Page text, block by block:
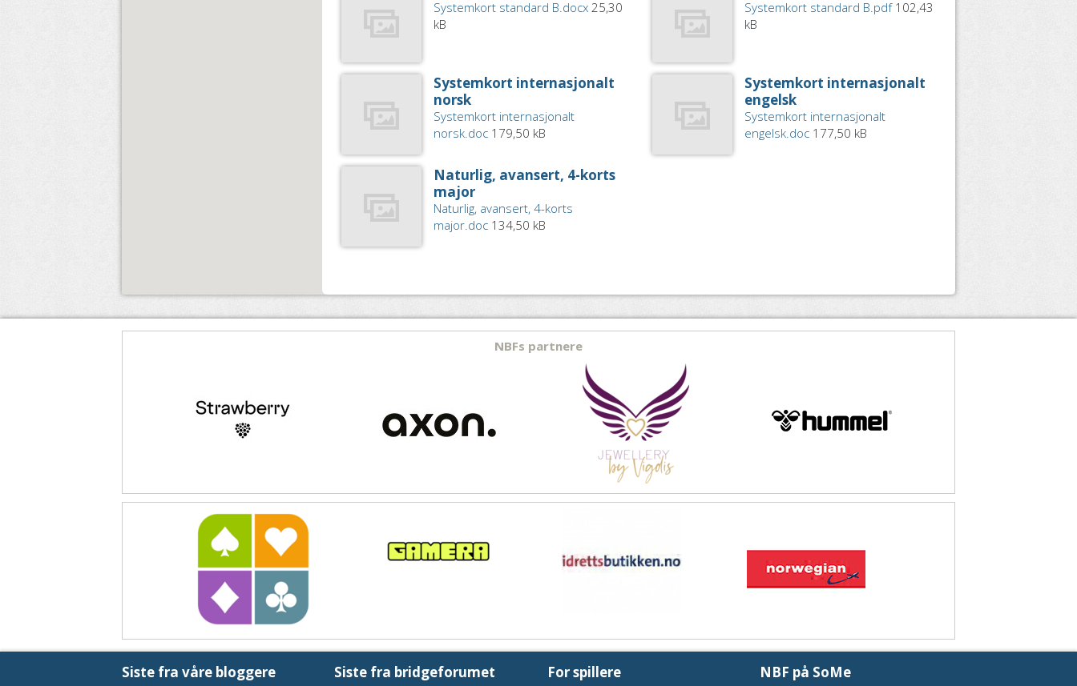
Systemkort standard B.docx 25,30
kB
Systemkort standard B.pdf102,43
kB
Systemkort internasjonalt
norsk
Systemkort internasjonalt
norsk.doc 179,50 kB
Systemkort internasjonalt
engelsk
Systemkort internasjonalt
engelsk.doc 177,50 kB
Naturlig, avansert, 4-korts
major
Naturlig, avansert, 4-korts
major.doc 134,50 kB
NBFs partnere
Siste fra våre bloggere Siste fra bridgeforumet For spillere NBF på SoMe